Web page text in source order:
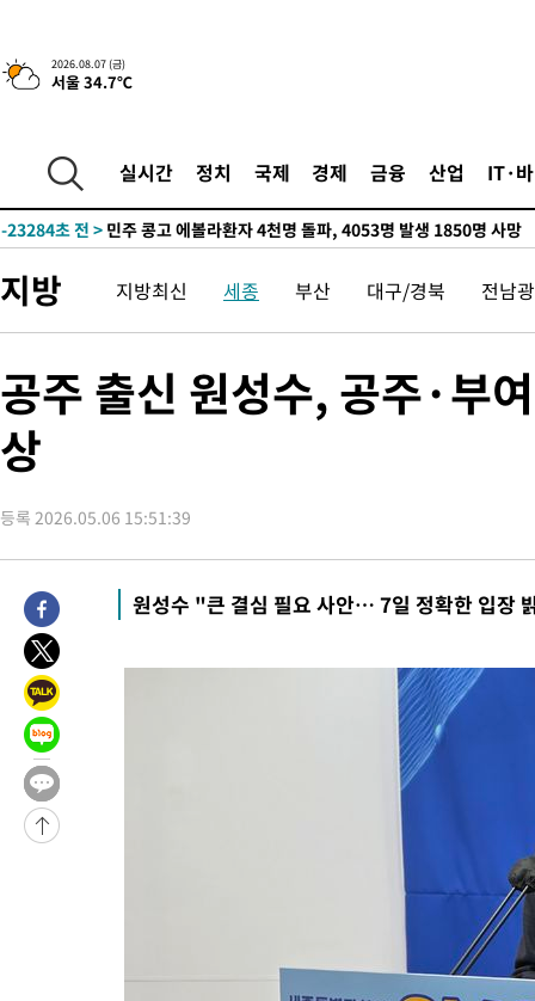
2026.08.07 (금)
서울 34.7℃
실시간 정치 국제 경제 금융 산업 IT·
-5620초 전 > [속보] 뉴욕증시, 일제 하락 마감…나스닥 0.06%↓
25.3%↑
-26818초 전 >
[속보]'채상병 순직 책임' 임성근, 항소심도 징역 3년
-26684초 전 >
-23284초 전 > 민주 콩고 에볼라환자 4천명 돌파, 4053명 발생 1850명 사망
-21728초 전 >
"미 전국적 살모네라 식중독 원인은 멕시코산 할라피뇨"--
-20241초 전 >[속보]경찰·노동부, HL만도 평택사업장 끼임 사망 관련 압수
압수수색
-19877초 전 >[속보]원·달러 환율, 오전 9시 1423.8원
-19673초 전 >
-19659초 전 >
-16792초 전 >시리아 다마스쿠스 교외에서 미니버스 폭발.. 14명 부상, 3명
태
-16090초 전 >입추에도 극한더위…서울 낮 39도 '폭염중대경보'
-11054초 전 >
이란, 호르무즈서 "적국 목표물들"과 대치로 남부 케슘섬에서
례 큰 폭발음
-9769초 전 >
-7920초 전 >
[속보]트럼프, 美 원정출산 금지 행정명령 서명
-5620초 전 >
[속보] 뉴욕증시, 일제 하락 마감…나스닥 0.06%↓
-29658초 전 >
[속보] 7월 중국 수출 23.9%↑ 수입 27.5%↑…무역총액
25.3%↑
-26818초 전 >
[속보]'채상병 순직 책임' 임성근, 항소심도 징역 3년
-26684초 전 >
[속보]종합특검, '관저이전 봐주기 감사' 유병호 구속기소
-23284초 전 >
민주 콩고 에볼라환자 4천명 돌파, 4053명 발생 1850명 사망
[속보]'300억원대 사기 혐의' 차가원 대표 구속 송치
"미 전국적 살모네라 식중독 원인은 멕시코산 할라피뇨"--
[속보]경찰·노동부, HL만도 평택사업장 끼임 사망 관련 압수
[속보]합수본, '투표율 허위 입력' 중앙·서울·경기도 선관위
지방 지방최신 세종 부산 대구/경북 전남
공주 출신 원성수, 공주·부
상
등록 2026.05.06 15:51:39
원성수 "큰 결심 필요 사안… 7일 정확한 입장